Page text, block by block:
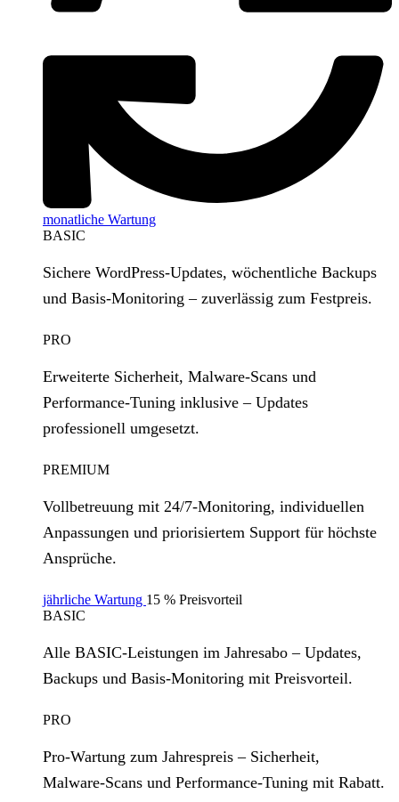
monatliche Wartung
BASIC
Sichere WordPress‑Updates, wöchentliche Backups
und Basis‑Monitoring – zuverlässig zum Festpreis.
PRO
Erweiterte Sicherheit, Malware‑Scans und
Performance‑Tuning inklusive – Updates
professionell umgesetzt.
PREMIUM
Vollbetreuung mit 24/7‑Monitoring, individuellen
Anpassungen und priorisiertem Support für höchste
Ansprüche.
jährliche Wartung 15 % Preisvorteil
BASIC
Alle BASIC‑Leistungen im Jahresabo – Updates,
Backups und Basis‑Monitoring mit Preisvorteil.
PRO
Pro‑Wartung zum Jahrespreis – Sicherheit,
Malware‑Scans und Performance‑Tuning mit Rabatt.